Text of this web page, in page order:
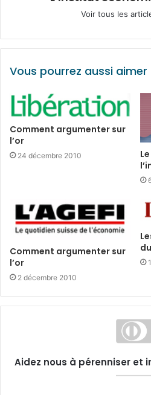
Voir tous les
Vous pourrez aussi aimer
Comment argumenter sur
l’or
24 décembre 2010
Comment argumenter sur
l’or
2 décembre 2010
Aidez nous à pérenniser et